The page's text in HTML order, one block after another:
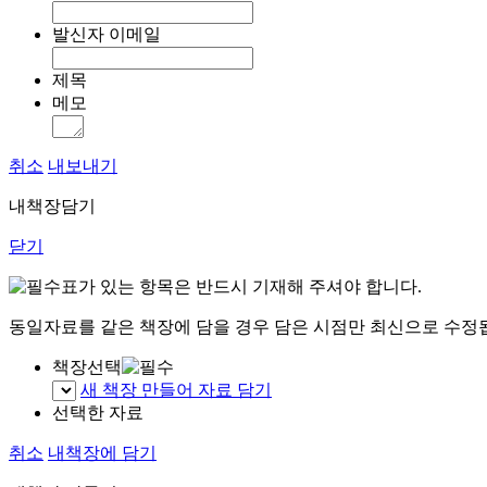
발신자 이메일
제목
메모
취소 내보내기
내책장담기
닫기
표가 있는 항목은 반드시 기재해 주셔야 합니다.
동일자료를 같은 책장에 담을 경우 담은 시점만 최신으로 수정
책장선택
새 책장 만들어 자료 담기
선택한 자료
취소 내책장에 담기